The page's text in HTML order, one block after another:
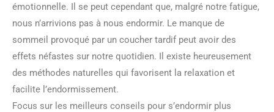
émotionnelle. Il se peut cependant que, malgré notre fatigue,
nous n’arrivions pas à nous endormir. Le manque de
sommeil provoqué par un coucher tardif peut avoir des
effets néfastes sur notre quotidien. Il existe heureusement
des méthodes naturelles qui favorisent la relaxation et
facilite l’endormissement.
Focus sur les meilleurs conseils pour s’endormir plus